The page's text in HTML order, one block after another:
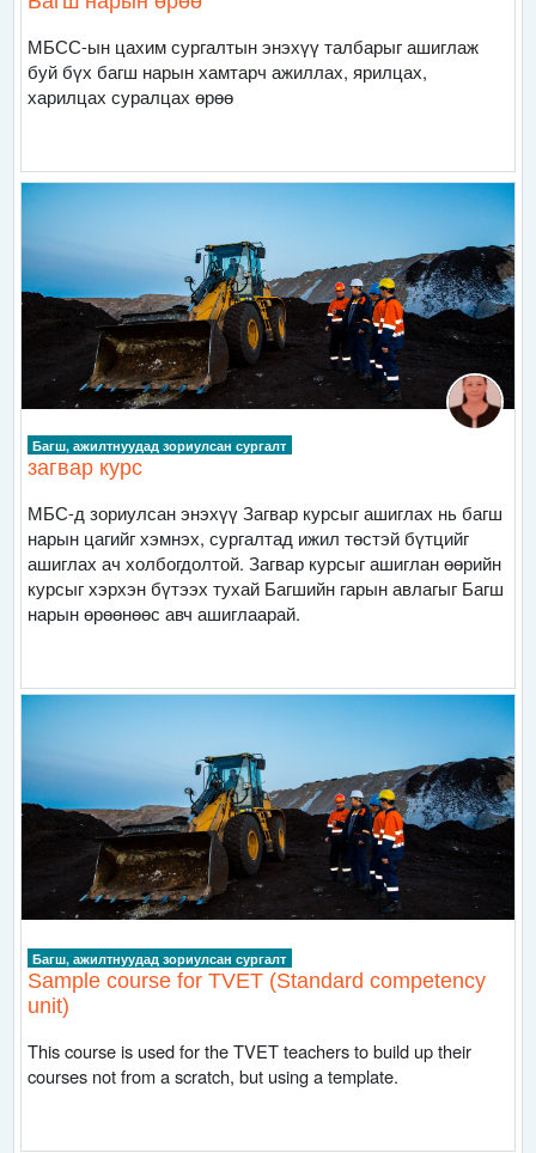
МБСС-ын цахим сургалтын энэхүү талбарыг ашиглаж
буй бүх багш нарын хамтарч ажиллах, ярилцах,
харилцах суралцах өрөө
Багш, ажилтнуудад зориулсан сургалт
загвар курс
МБС-д зориулсан энэхүү Загвар курсыг ашиглах нь багш
нарын цагийг хэмнэх, сургалтад ижил төстэй бүтцийг
ашиглах ач холбогдолтой. Загвар курсыг ашиглан өөрийн
курсыг хэрхэн бүтээх тухай Багшийн гарын авлагыг Багш
нарын өрөөнөөс авч ашиглаарай.
Багш, ажилтнуудад зориулсан сургалт
Sample course for TVET (Standard competency
unit)
This course is used for the TVET teachers to build up their
courses not from a scratch, but using a template.